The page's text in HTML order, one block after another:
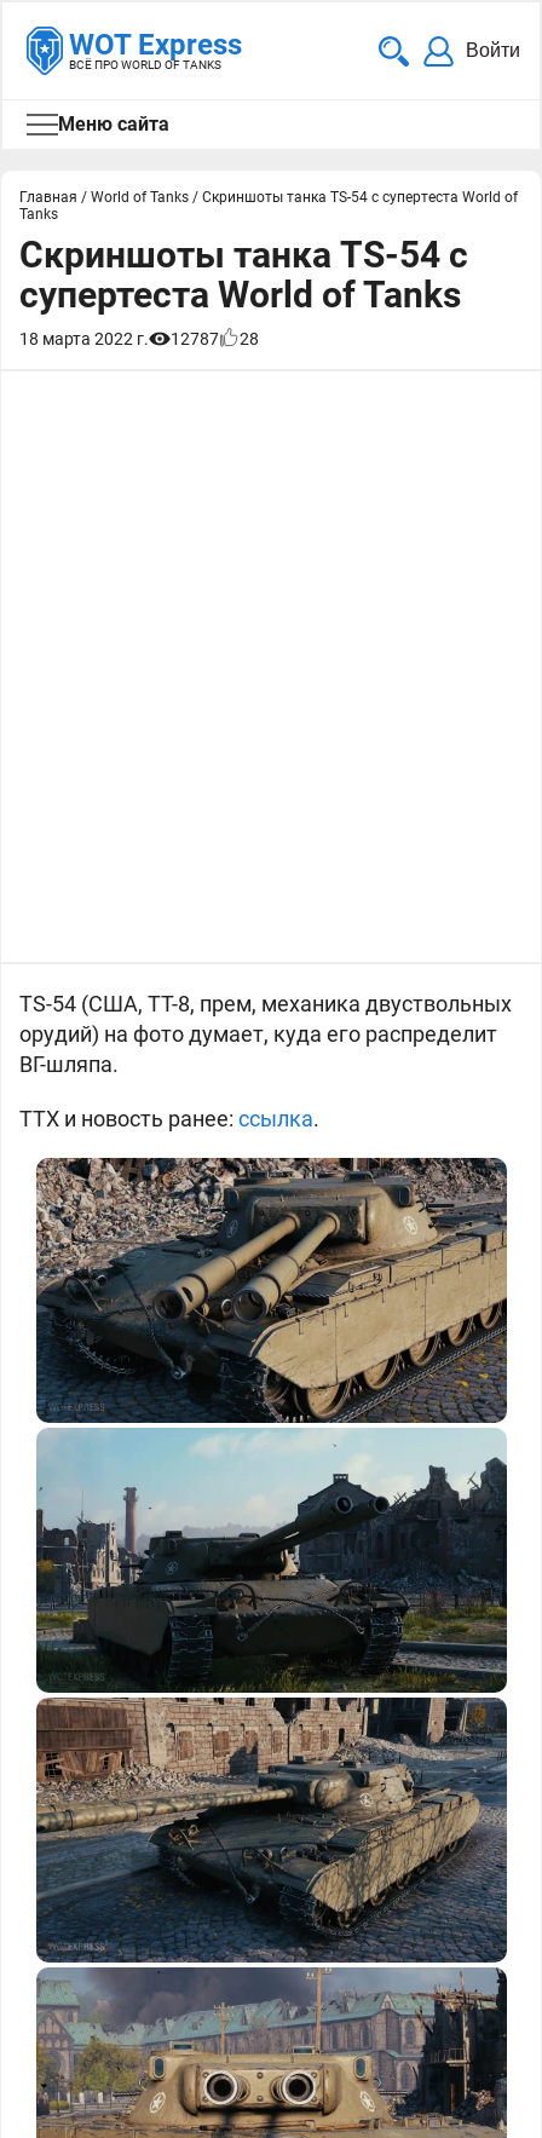
WOT Express
ВСЁ ПРО WORLD OF TANKS
Войти
Меню сайта
Главная / World of Tanks / Скриншоты танка TS-54 с супертеста World of
Tanks
Скриншоты танка TS-54 с
супертеста World of Tanks
18 марта 2022 г. 12787 28
TS-54 (США, ТТ-8, прем, механика двуствольных
орудий) на фото думает, куда его распределит
ВГ-шляпа.
ТТХ и новость ранее: ссылка.